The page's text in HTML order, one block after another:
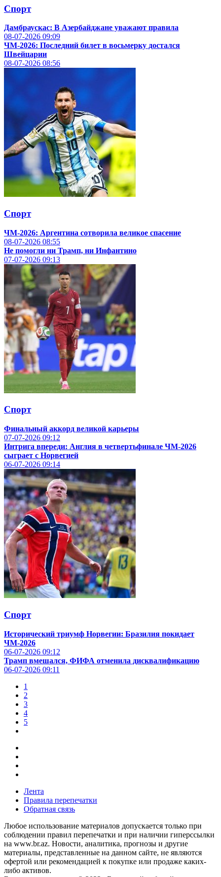
Спорт
Дамбраускас: В Азербайджане уважают правила
08-07-2026 09:09
ЧМ-2026: Последний билет в восьмерку достался
Швейцарии
08-07-2026 08:56
Спорт
ЧМ-2026: Аргентина сотворила великое спасение
08-07-2026 08:55
Не помогли ни Трамп, ни Инфантино
07-07-2026 09:13
Спорт
Финальный аккорд великой карьеры
07-07-2026 09:12
Интрига впереди: Англия в четвертьфинале ЧМ-2026
сыграет с Норвегией
06-07-2026 09:14
Спорт
Исторический триумф Норвегии: Бразилия покидает
ЧМ-2026
06-07-2026 09:12
Трамп вмешался, ФИФА отменила дисквалификацию
06-07-2026 09:11
1
2
3
4
5
Лента
Правила перепечатки
Обратная связь
Любое использование материалов допускается только при
соблюдении правил перепечатки и при наличии гиперссылки
на www.br.az. Новости, аналитика, прогнозы и другие
материалы, представленные на данном сайте, не являются
офертой или рекомендацией к покупке или продаже каких-
либо активов.